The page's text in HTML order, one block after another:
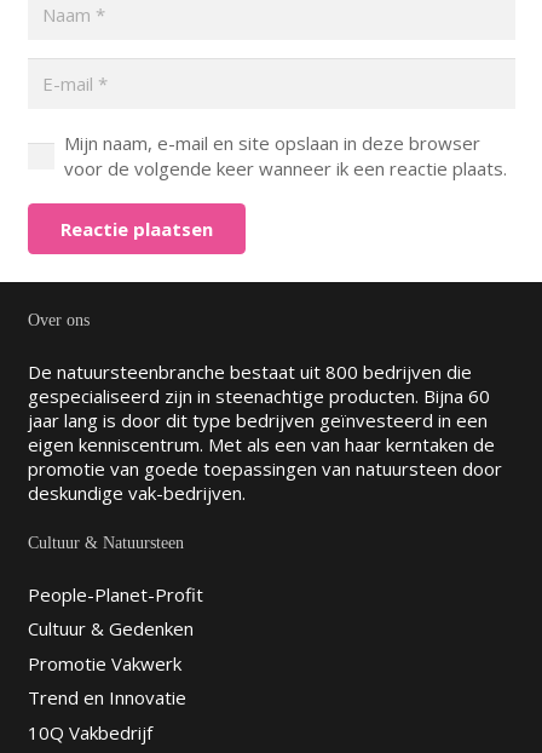
Mijn naam, e-mail en site opslaan in deze browser
voor de volgende keer wanneer ik een reactie plaats.
Reactie plaatsen
Over ons
De natuursteenbranche bestaat uit 800 bedrijven die
gespecialiseerd zijn in steenachtige producten. Bijna 60
jaar lang is door dit type bedrijven geïnvesteerd in een
eigen kenniscentrum. Met als een van haar kerntaken de
promotie van goede toepassingen van natuursteen door
deskundige vak-bedrijven.
Cultuur & Natuursteen
People-Planet-Profit
Cultuur & Gedenken
Promotie Vakwerk
Trend en Innovatie
10Q Vakbedrijf